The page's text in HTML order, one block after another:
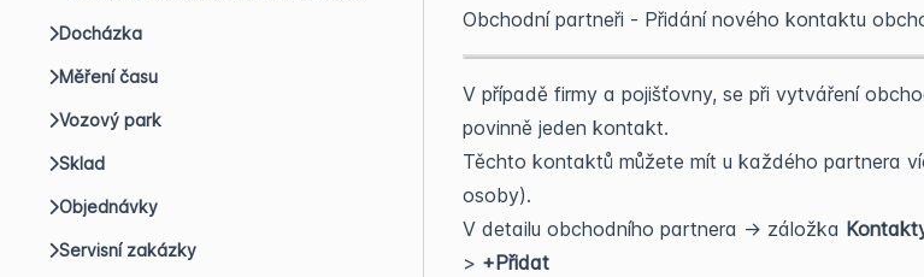
Docházka
Měření času
Vozový park
Sklad
Objednávky
Servisní zakázky
Obchodní partneři - Přidání nového kontaktu
V případě firmy a pojišťovny, se při vytváření
povinně jeden kontakt.
Těchto kontaktů můžete mít u každého partnera
osoby).
V detailu obchodního partnera -> záložka
> +Přidat